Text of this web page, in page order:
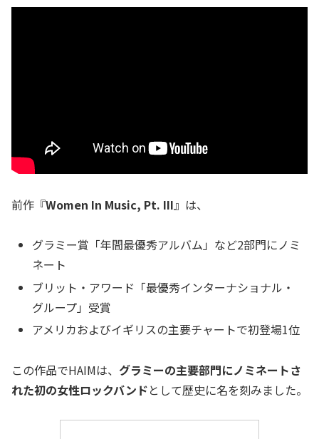
前作『Women In Music, Pt. III』は、
グラミー賞「年間最優秀アルバム」など2部門にノミ
ネート
ブリット・アワード「最優秀インターナショナル・
グループ」受賞
アメリカおよびイギリスの主要チャートで初登場1位
この作品でHAIMは、 グラミーの主要部門にノミネートさ
れた初の女性ロックバンドとして歴史に名を刻みました。